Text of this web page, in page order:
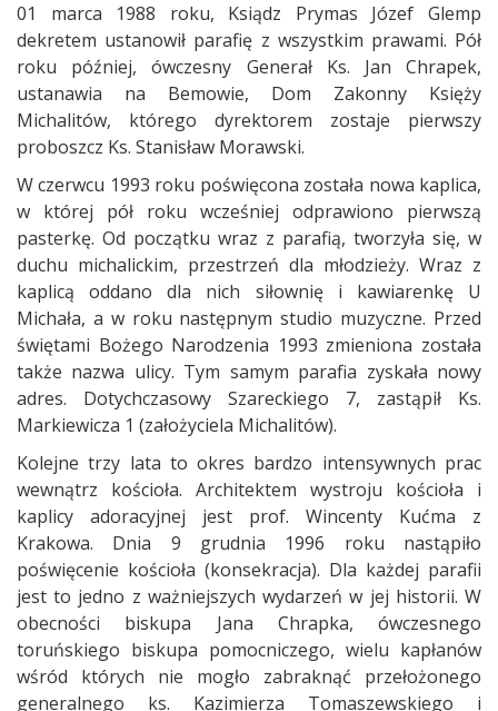
01 marca 1988 roku, Ksiądz Prymas Józef Glemp
dekretem ustanowił parafię z wszystkim prawami. Pół
roku później, ówczesny Generał Ks. Jan Chrapek,
ustanawia na Bemowie, Dom Zakonny Księży
Michalitów, którego dyrektorem zostaje pierwszy
proboszcz Ks. Stanisław Morawski.
W czerwcu 1993 roku poświęcona została nowa kaplica,
w której pół roku wcześniej odprawiono pierwszą
pasterkę. Od początku wraz z parafią, tworzyła się, w
duchu michalickim, przestrzeń dla młodzieży. Wraz z
kaplicą oddano dla nich siłownię i kawiarenkę U
Michała, a w roku następnym studio muzyczne. Przed
świętami Bożego Narodzenia 1993 zmieniona została
także nazwa ulicy. Tym samym parafia zyskała nowy
adres. Dotychczasowy Szareckiego 7, zastąpił Ks.
Markiewicza 1 (założyciela Michalitów).
Kolejne trzy lata to okres bardzo intensywnych prac
wewnątrz kościoła. Architektem wystroju kościoła i
kaplicy adoracyjnej jest prof. Wincenty Kućma z
Krakowa. Dnia 9 grudnia 1996 roku nastąpiło
poświęcenie kościoła (konsekracja). Dla każdej parafii
jest to jedno z ważniejszych wydarzeń w jej historii. W
obecności biskupa Jana Chrapka, ówczesnego
toruńskiego biskupa pomocniczego, wielu kapłanów
wśród których nie mogło zabraknąć przełożonego
generalnego ks. Kazimierza Tomaszewskiego i